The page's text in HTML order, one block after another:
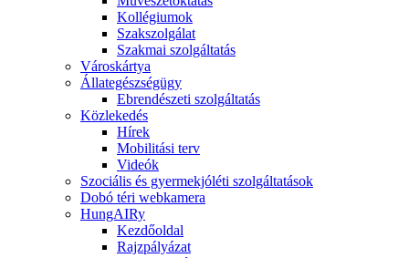
Kollégiumok
Szakszolgálat
Szakmai szolgáltatás
Városkártya
Állategészségügy
Ebrendészeti szolgáltatás
Közlekedés
Hírek
Mobilitási terv
Videók
Szociális és gyermekjóléti szolgáltatások
Dobó téri webkamera
HungAIRy
Kezdőoldal
Rajzpályázat